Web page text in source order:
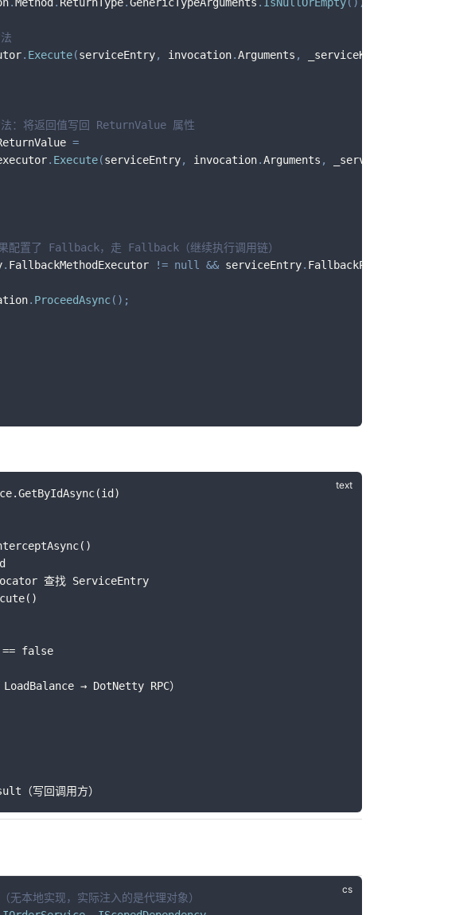
. Execute(serviceEntry, invocation.Arguments , _serviceKeyExecutor
：将返回值写回 ReturnValue 属性
=
. Execute(serviceEntry, invocation.Arguments , _serviceKeyExecutor
配置了 Fallback，走 Fallback（继续执行调用链）
. FallbackMethodExecutor != null && serviceEntry. FallbackProvider
. ProceedAsync( ) ;
查找 ServiceEntry
false
→ DotNetty RPC）
写回调用方）
本地实现，实际注入的是代理对象）